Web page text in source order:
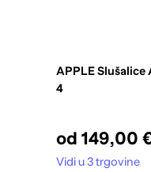
APPLE Slušalice
4
od 149,00
Vidi u 3 trgovine